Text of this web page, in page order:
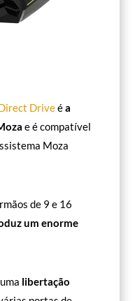
Driveéa
e é compatível
Moza
de 9 e 16
um enorme
libertação